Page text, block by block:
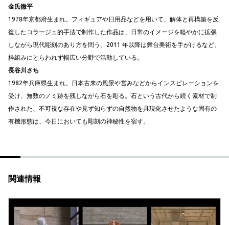
金氏徹平
1978年京都府生まれ。フィギュアや日用品などを用いて、解体と再構築を反
復したコラージュ的手法で制作した作品は、日常のイメージを軽やかに拡張
しながら現代彫刻のあり方を問う。2011 年以降は舞台美術を手がけるなど、
枠組みにとらわれず幅広い分野で活動している。
長谷川さち
1982年兵庫県生まれ。日本古来の風景や営みなどからインスピレーションを
受け、無数のノミ跡を残しながら石を彫る。石という古代から続く素材で制
作された、不可視な存在や見ず知らずの自然物を具現化させたような固有の
有機形態は、今日においても彫刻の神秘性を宿す。
関連情報